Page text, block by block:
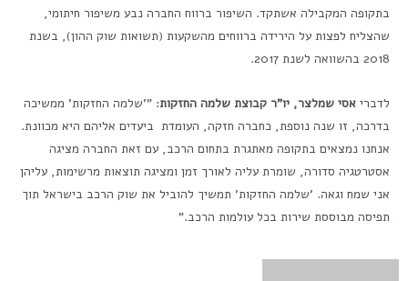
בתקופה המקבילה אשתקד. השיפור ברווח החברה נבע משיפור חיתומי,
שהצליח לפצות על הירידה ברווחים מהשקעות (תשואות שוק ההון), בשנת
2018 בהשוואה לשנת 2017.
לדברי אסי שמלצר, יו"ר קבוצת שלמה החזקות: "'שלמה החזקות' ממשיכה
בדרכה, זו שנה נוספת, כחברה חזקה, העומדת ביעדים אליהם היא מכוונת.
אנחנו נמצאים בתקופה מאתגרת בתחום הרכב, עם זאת החברה מציגה
אסטרטגיה סדורה, שומרת עליה לאורך זמן ומציגה תוצאות מרשימות, עליהן
אני שמח וגאה. 'שלמה החזקות' תמשיך להוביל את שוק הרכב בישראל תוך
תפיסה מבוססת שירות בכל עולמות הרכב."